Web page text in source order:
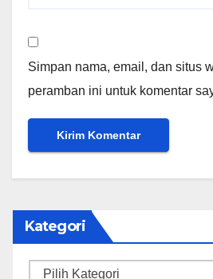
Simpan nama, email, dan situs
peramban ini untuk komentar
Kategori
Kategori